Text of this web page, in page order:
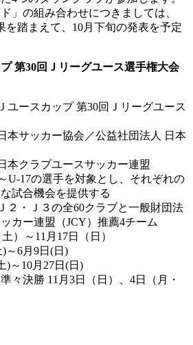
」の組み合わせにつきましては、
を踏まえて、10月下旬の発表を予定
第30回Ｊリーグユース選手権大会
ユースカップ 第30回Ｊリーグユース
本サッカー協会／公益社団法人 日本
本クラブユースサッカー連盟
U-17の選手を対象とし、それぞれの
試合機会を提供する
２・Ｊ３の全60クラブと一般財団法
カー連盟（JCY）推薦4チーム
土）～11月17日（日）
)～6月9日(日)
)～10月27日(日)
々決勝 11月3日（日）、4日（月・